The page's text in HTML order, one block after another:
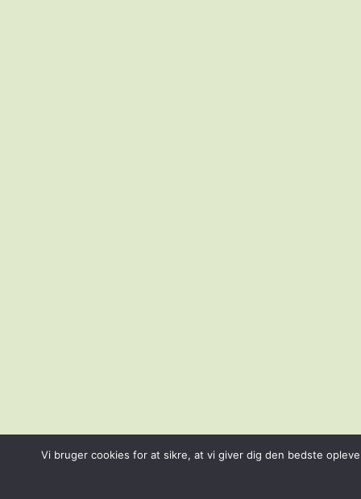
Vi bruger cookies for at sikre, at vi giver dig den bedste